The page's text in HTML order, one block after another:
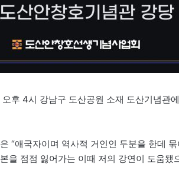
후 4시 강남구 도산공원 소재 도산기념관
“애국자이며 역사적 거인인 두분을 한데
을 점점 잃어가는 이때 저의 강연이 도움됐